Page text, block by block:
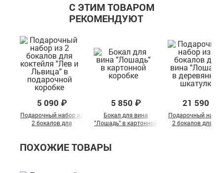
С ЭТИМ ТОВАРОМ
РЕКОМЕНДУЮТ
5 090 ₽
Подарочный набор из
2 бокалов для
подарочной коробке
5 850 ₽
Бокал для вина
"Лошадь" в картонной
21 590 ₽
Подарочный
2 бокалов для
ПОХОЖИЕ ТОВАРЫ